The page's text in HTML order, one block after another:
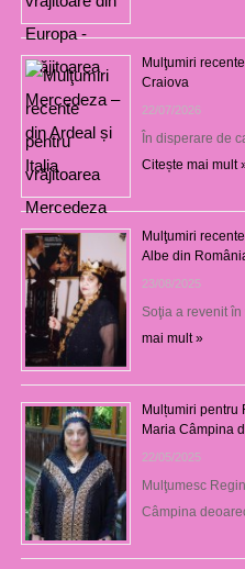
Mulţumiri
Craiova
22/07/2026
În disperare de
Citește mai mult
Mulţumiri
Albe din
23/08/2025
Soţia a revenit
mai mult »
Mulțumiri pentru
Maria Câmpina
22/05/2025
Mulţumesc
Câmpina